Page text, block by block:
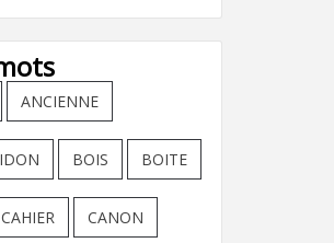
ANCIENNE
BOIS BOITE
CAHIER CANON